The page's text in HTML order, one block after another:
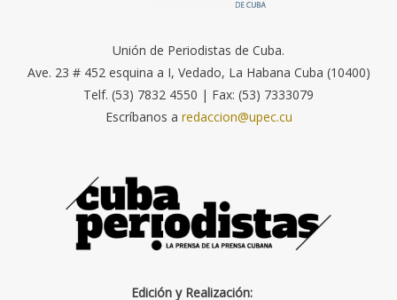
Unión de Periodistas de Cuba.
Ave. 23 # 452 esquina a I, Vedado, La Habana Cuba (10400)
Telf. (53) 7832 4550 | Fax: (53) 7333079
Escríbanos a redaccion@upec.cu
Edición y Realización: